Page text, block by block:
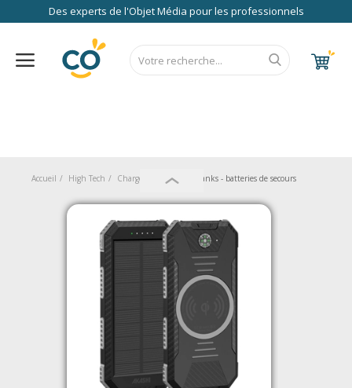
Des experts de l'Objet Média pour les professionnels
Bagageries & Sacs
Textiles & Accessoires
Vêtements de Travail
Accueil High Tech Chargement PowerBanks - batteries de secours